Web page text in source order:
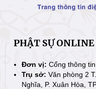
PHẬT SỰ ONLINE
Đơn vị: Cổng thông
Trụ sở: Văn phòng 2
Nghĩa, P. Xuân Hòa,